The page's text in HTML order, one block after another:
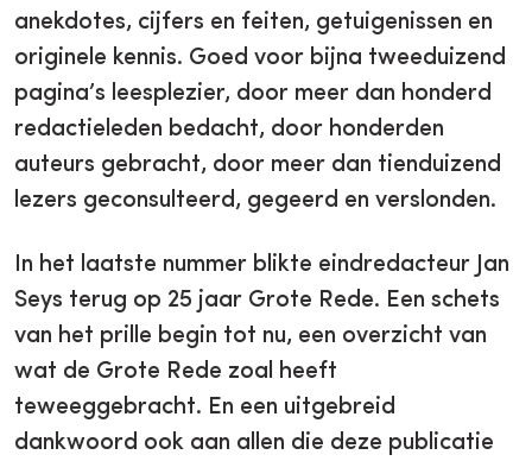
anekdotes, cijfers en feiten, getuigenissen en
originele kennis. Goed voor bijna tweeduizend
pagina’s leesplezier, door meer dan honderd
redactieleden bedacht, door honderden
auteurs gebracht, door meer dan tienduizend
lezers geconsulteerd, gegeerd en verslonden.
In het laatste nummer blikte eindredacteur Jan
Seys terug op 25 jaar Grote Rede. Een schets
van het prille begin tot nu, een overzicht van
wat de Grote Rede zoal heeft
teweeggebracht. En een uitgebreid
dankwoord ook aan allen die deze publicatie